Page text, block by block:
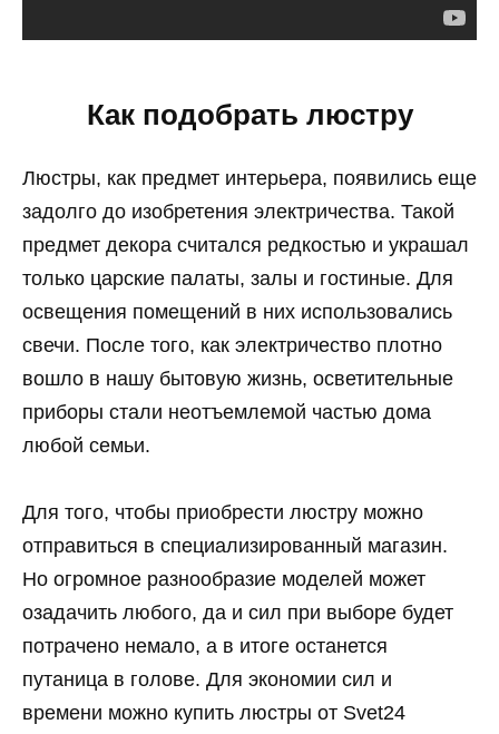
Как подобрать люстру
Люстры, как предмет интерьера, появились еще
задолго до изобретения электричества. Такой
предмет декора считался редкостью и украшал
только царские палаты, залы и гостиные. Для
освещения помещений в них использовались
свечи. После того, как электричество плотно
вошло в нашу бытовую жизнь, осветительные
приборы стали неотъемлемой частью дома
любой семьи.
Для того, чтобы приобрести люстру можно
отправиться в специализированный магазин.
Но огромное разнообразие моделей может
озадачить любого, да и сил при выборе будет
потрачено немало, а в итоге останется
путаница в голове. Для экономии сил и
времени можно купить люстры от Svet24